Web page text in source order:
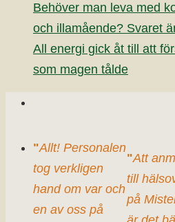
Behöver man leva med
och illamående? Svaret
All energi gick åt till att
som magen tålde
"Allt! Personalen
tog verkligen
hand om var och
en av oss på
"Att
till
på